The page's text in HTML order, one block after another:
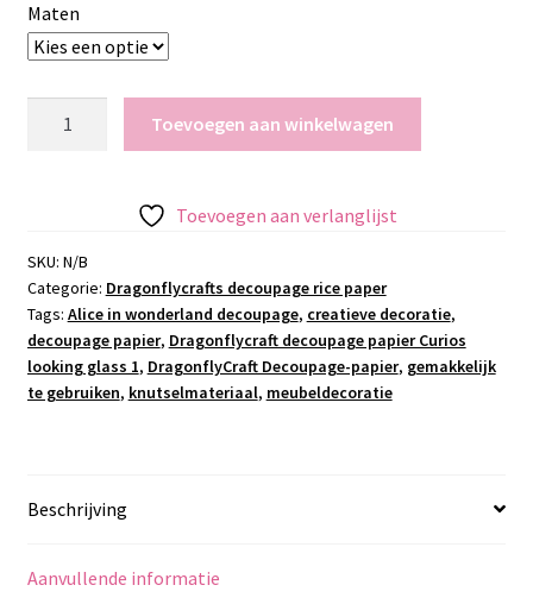
Maten
1
aantal
Toevoegen aan winkelwagen
Toevoegen aan verlanglijst
SKU: N/B
Categorie: Dragonflycrafts decoupage rice paper
Tags: Alice in wonderland decoupage, creatieve decoratie,
decoupage papier, Dragonflycraft decoupage papier Curios
looking glass 1, DragonflyCraft Decoupage-papier, gemakkelijk
te gebruiken, knutselmateriaal, meubeldecoratie
Beschrijving
Aanvullende informatie